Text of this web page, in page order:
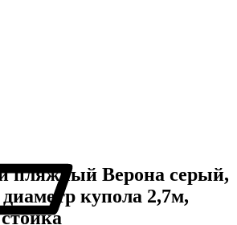
пляжный Верона серый,
купола 2,7м,